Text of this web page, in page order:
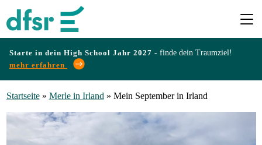
Starte in dein High School Jahr 2027 - finde dein Traumziel!
mehr erfahren
Programme
Startseite» Merle in Irland» Mein September in Irland